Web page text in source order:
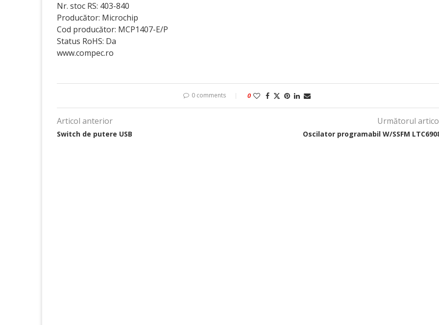
Nr. stoc RS: 403-840
Producător: Microchip
Cod producător: MCP1407-E/P
Status RoHS: Da
www.compec.ro
0 comments 0
Articol anterior
Switch de putere USB
Următorul
Oscilator programabil W/SSFM